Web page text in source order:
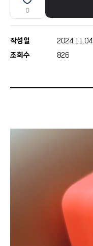
0
작성일 2024.11.04
조회수
826